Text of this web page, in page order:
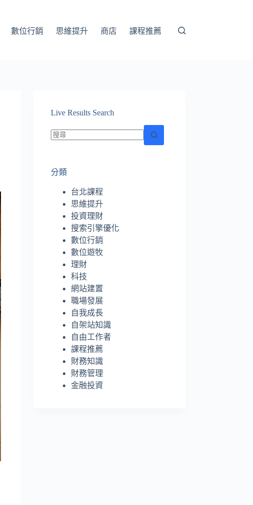
數位行銷 思維提升 商店 課程推薦
Live Results Search
到
分類
台北課程
思維提升
投資理財
搜索引擎優化
數位行銷
數位遊牧
理財
科技
網站建置
職場發展
自我成長
自架站知識
自由工作者
課程推薦
財務知識
財務管理
金融投資